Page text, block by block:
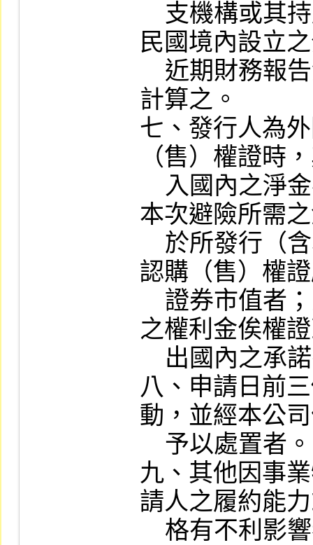
民國境內設立
計算之。
七、發行人為
（售）權證時
本次避險所需
認購（售）權
之權利金俟權
八、申請日前
動，並經本公
九、其他因事
請人之履約能